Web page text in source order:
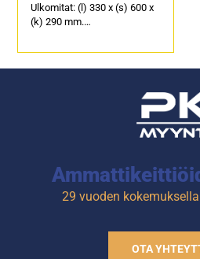
Ulkomitat: (l) 330 x (s) 600 x
(k) 290 mm.
Öljytilavuus: 8 litraa.
29 vuoden
OTA